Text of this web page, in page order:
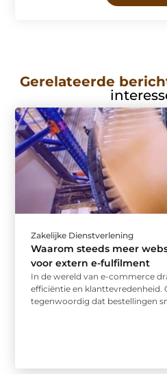
Gerelateerde
Zakelijke Dienstverlening
Waarom steeds meer
voor extern e-fulfilment
In de wereld van e-commerce
efficiëntie en
tegenwoordig dat bestellingen